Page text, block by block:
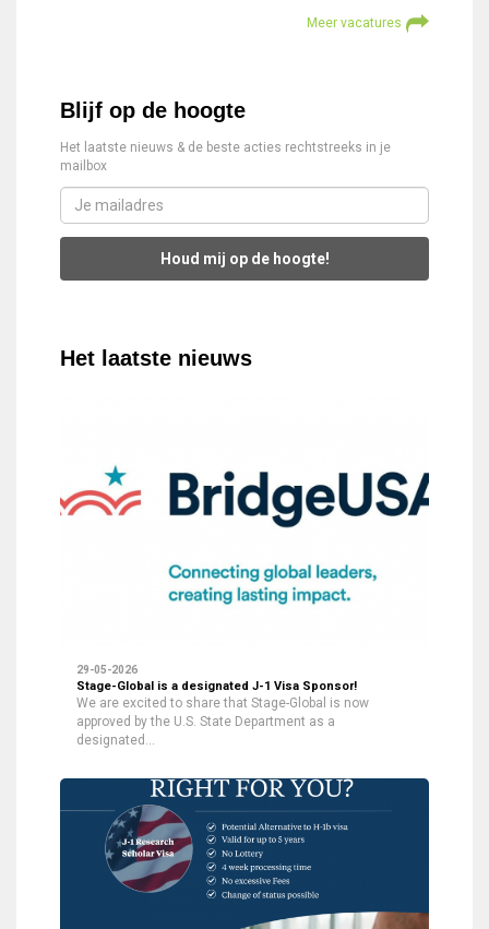
Meer vacatures
Blijf op de hoogte
Het laatste nieuws & de beste acties rechtstreeks in je
mailbox
Houd mij op de hoogte!
Het laatste nieuws
29-05-2026
Stage-Global is a designated J-1 Visa Sponsor!
We are excited to share that Stage-Global is now
approved by the U.S. State Department as a
designated…